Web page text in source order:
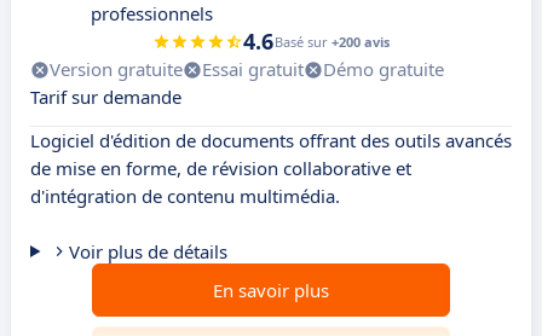
professionnels
4.6Basé sur +200 avis
Version gratuite Essai gratuit
Démo gratuite
Tarif sur demande
Logiciel d'édition de documents offrant des outils avancés
de mise en forme, de révision collaborative et
d'intégration de contenu multimédia.
Voir plus de détails
En savoir plus